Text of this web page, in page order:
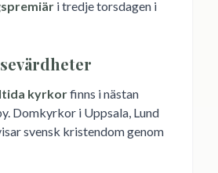
i tredje torsdagen i
kyrkorfinns i nästan
Domkyrkor i Uppsala, Lund
svensk kristendom genom